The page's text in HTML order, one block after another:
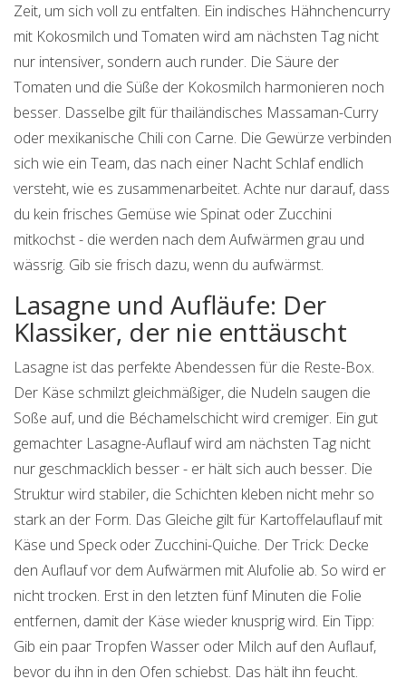
Zeit, um sich voll zu entfalten. Ein indisches Hähnchencurry
mit Kokosmilch und Tomaten wird am nächsten Tag nicht
nur intensiver, sondern auch runder. Die Säure der
Tomaten und die Süße der Kokosmilch harmonieren noch
besser. Dasselbe gilt für thailändisches Massaman-Curry
oder mexikanische Chili con Carne. Die Gewürze verbinden
sich wie ein Team, das nach einer Nacht Schlaf endlich
versteht, wie es zusammenarbeitet. Achte nur darauf, dass
du kein frisches Gemüse wie Spinat oder Zucchini
mitkochst - die werden nach dem Aufwärmen grau und
wässrig. Gib sie frisch dazu, wenn du aufwärmst.
Lasagne und Aufläufe: Der
Klassiker, der nie enttäuscht
Lasagne ist das perfekte Abendessen für die Reste-Box.
Der Käse schmilzt gleichmäßiger, die Nudeln saugen die
Soße auf, und die Béchamelschicht wird cremiger. Ein gut
gemachter Lasagne-Auflauf wird am nächsten Tag nicht
nur geschmacklich besser - er hält sich auch besser. Die
Struktur wird stabiler, die Schichten kleben nicht mehr so
stark an der Form. Das Gleiche gilt für Kartoffelauflauf mit
Käse und Speck oder Zucchini-Quiche. Der Trick: Decke
den Auflauf vor dem Aufwärmen mit Alufolie ab. So wird er
nicht trocken. Erst in den letzten fünf Minuten die Folie
entfernen, damit der Käse wieder knusprig wird. Ein Tipp:
Gib ein paar Tropfen Wasser oder Milch auf den Auflauf,
bevor du ihn in den Ofen schiebst. Das hält ihn feucht.